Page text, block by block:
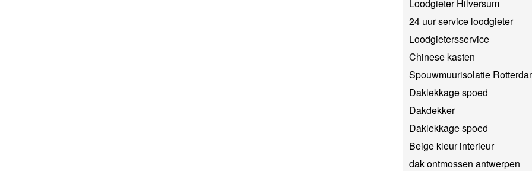
Loodgieter Hilversum
24 uur service loodgieter
Loodgietersservice
Chinese kasten
Spouwmuurisolatie
Daklekkage spoed
Dakdekker
Daklekkage spoed
Beige kleur interieur
dak ontmossen antwerpen